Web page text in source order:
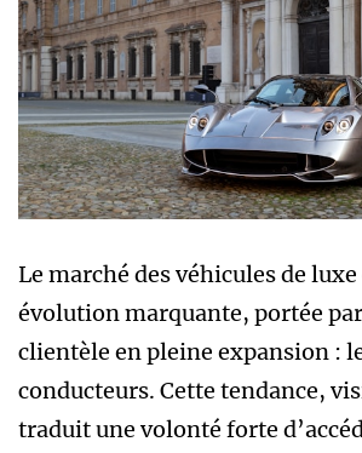
Le marché des véhicules de
évolution marquante, portée
clientèle en pleine expansion :
conducteurs. Cette tendance,
traduit une volonté forte